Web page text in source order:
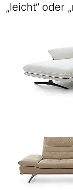
„leicht“ oder